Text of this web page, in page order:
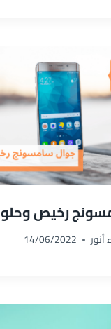
رخيص وحلو
14/06/2022